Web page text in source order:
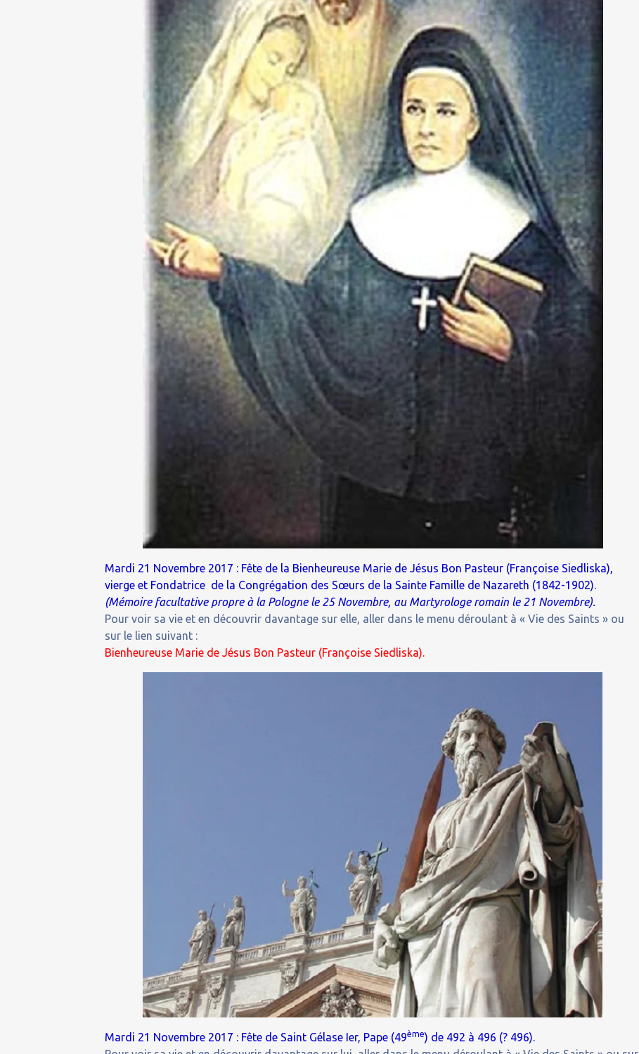
Mardi 21 Novembre 2017 : Fête de la Bienheureuse Marie de Jésus Bon Pasteur (Françoise Siedliska),
vierge et Fondatrice de la Congrégation des Sœurs de la Sainte Famille de Nazareth (1842-1902).
(Mémoire facultative propre à la Pologne le 25 Novembre, au Martyrologe romain le 21 Novembre).
Pour voir sa vie et en découvrir davantage sur elle, aller dans le menu déroulant à « Vie des Saints » ou
sur le lien suivant :
Bienheureuse Marie de Jésus Bon Pasteur (Françoise Siedliska).
Mardi 21 Novembre 2017 : Fête de Saint Gélase Ier, Pape (49ème) de 492 à 496 (? 496).